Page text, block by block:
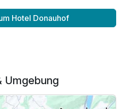
Hotel Donauhof
Umgebung